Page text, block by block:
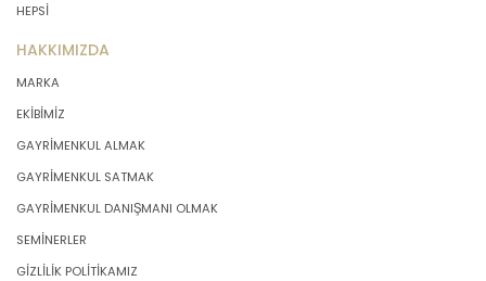
HEPSİ
HAKKIMIZDA
MARKA
EKİBİMİZ
GAYRİMENKUL ALMAK
GAYRİMENKUL SATMAK
GAYRİMENKUL DANIŞMANI OLMAK
SEMİNERLER
GİZLİLİK POLİTİKAMIZ